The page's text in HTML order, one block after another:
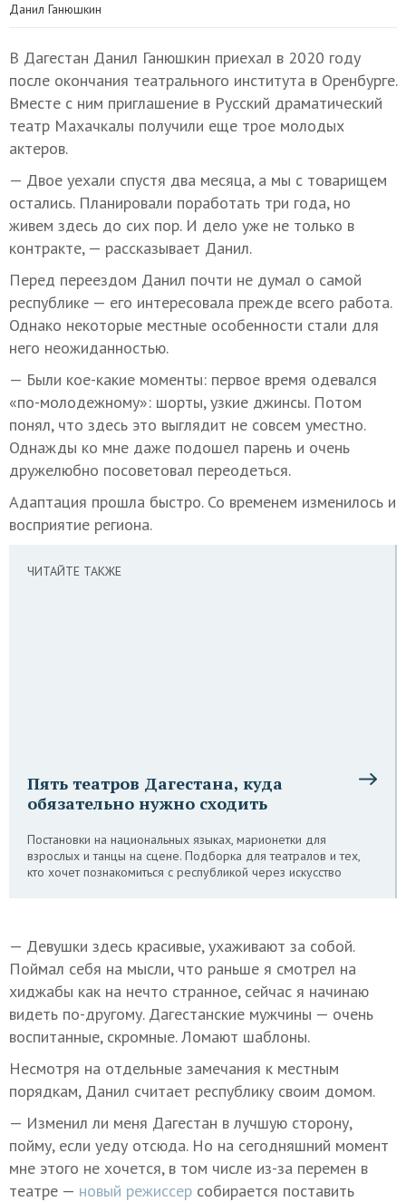
Данил Ганюшкин
В Дагестан Данил Ганюшкин приехал в 2020 году
после окончания театрального института в Оренбурге.
Вместе с ним приглашение в Русский драматический
театр Махачкалы получили еще трое молодых
актеров.
— Двое уехали спустя два месяца, а мы с товарищем
остались. Планировали поработать три года, но
живем здесь до сих пор. И дело уже не только в
контракте, — рассказывает Данил.
Перед переездом Данил почти не думал о самой
республике — его интересовала прежде всего работа.
Однако некоторые местные особенности стали для
него неожиданностью.
— Были кое-какие моменты: первое время одевался
«по-молодежному»: шорты, узкие джинсы. Потом
понял, что здесь это выглядит не совсем уместно.
Однажды ко мне даже подошел парень и очень
дружелюбно посоветовал переодеться.
Адаптация прошла быстро. Со временем изменилось и
восприятие региона.
ЧИТАЙТЕ ТАКЖЕ
Пять театров Дагестана, куда
обязательно нужно сходить
Постановки на национальных языках, марионетки для
взрослых и танцы на сцене. Подборка для театралов и тех,
кто хочет познакомиться с республикой через искусство
— Девушки здесь красивые, ухаживают за собой.
Поймал себя на мысли, что раньше я смотрел на
хиджабы как на нечто странное, сейчас я начинаю
видеть по-другому. Дагестанские мужчины — очень
воспитанные, скромные. Ломают шаблоны.
Несмотря на отдельные замечания к местным
порядкам, Данил считает республику своим домом.
— Изменил ли меня Дагестан в лучшую сторону,
пойму, если уеду отсюда. Но на сегодняшний момент
мне этого не хочется, в том числе из-за перемен в
театре — новый режиссер собирается поставить